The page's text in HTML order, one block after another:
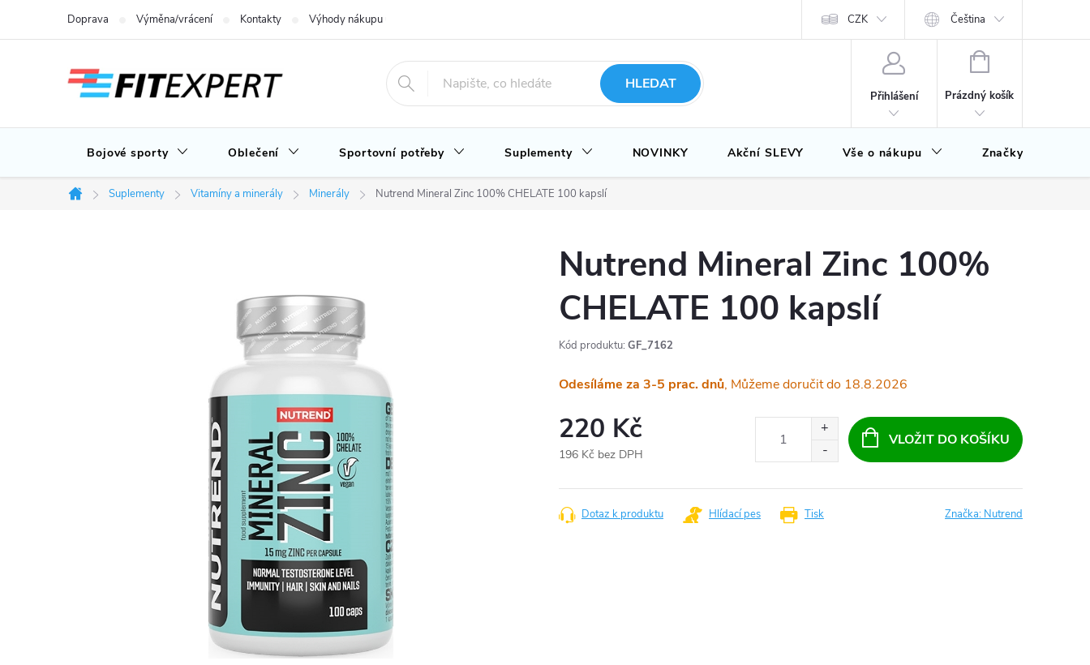
Doprava Výměna/vrácení Kontakty Výhody nákupu u nás CZK Čeština
HLEDAT
Přihlášení
NÁKUPNÍ
Prázdný košík
Bojové sporty Oblečení Sportovní potřeby Suplementy NOVINKY Akční SLEVY Vše o nákupu Značky
Domů
Suplementy Vitamíny a minerály Minerály Nutrend Mineral Zinc 100% CHELATE 100 kapslí
Nutrend Mineral Zinc 100%
CHELATE 100 kapslí
Kód produktu: GF_7162
Odesíláme za 3-5 prac. dnů 18.8.2026
220 Kč
196 Kč bez DPH
cena:
VLOŽIT DO KOŠÍKU
Tisk
Dotaz k produktu Hlídací pes Značka: Nutrend